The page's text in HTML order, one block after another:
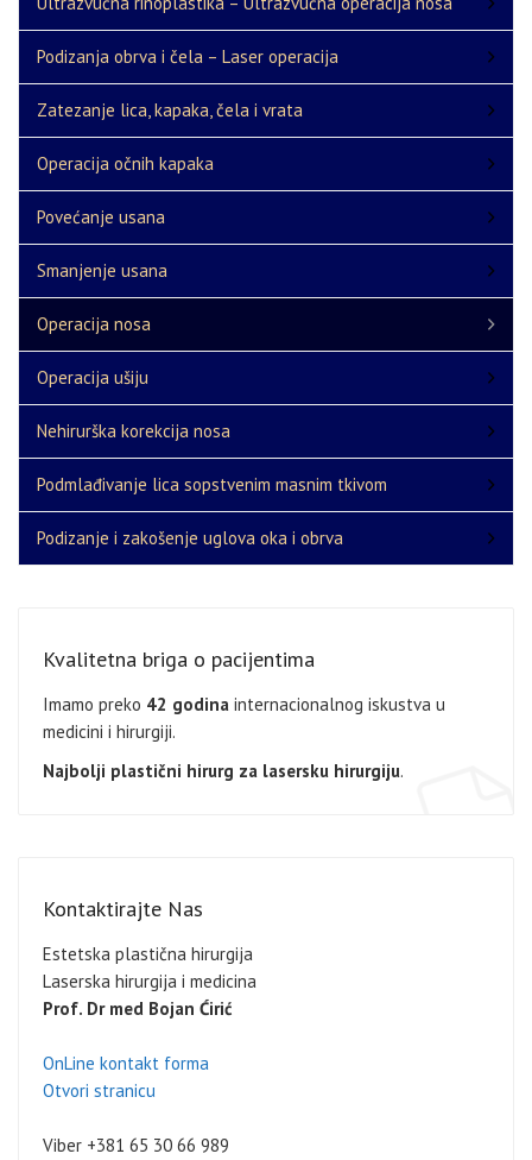
Podizanja obrva i čela – Laser operacija
Zatezanje lica, kapaka, čela i vrata
Operacija očnih kapaka
Povećanje usana
Smanjenje usana
Operacija nosa
Operacija ušiju
Nehirurška korekcija nosa
Podmlađivanje lica sopstvenim masnim tkivom
Podizanje i zakošenje uglova oka i obrva
Kvalitetna briga o pacijentima
Imamo preko 42 godina internacionalnog iskustva u
medicini i hirurgiji.
Najbolji plastični hirurg za lasersku hirurgiju.
Kontaktirajte Nas
Estetska plastična hirurgija
Laserska hirurgija i medicina
Prof. Dr med Bojan Ćirić
OnLine kontakt forma
Otvori stranicu
Viber +381 65 30 66 989